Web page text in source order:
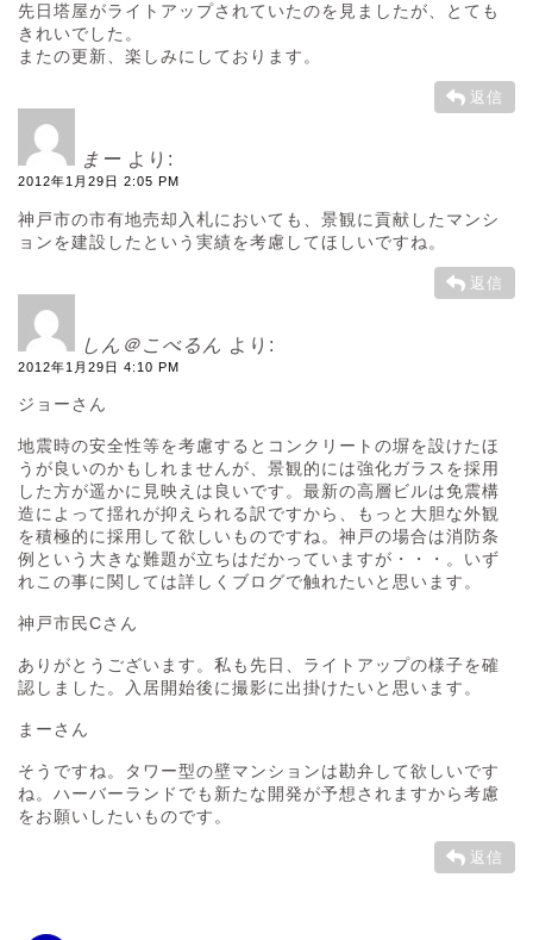
先日塔屋がライトアップされていたのを見ましたが、とても
きれいでした。
またの更新、楽しみにしております。
返信
まー より:
2012年1月29日 2:05 PM
神戸市の市有地売却入札においても、景観に貢献したマンシ
ョンを建設したという実績を考慮してほしいですね。
返信
しん＠こべるん より:
2012年1月29日 4:10 PM
ジョーさん
地震時の安全性等を考慮するとコンクリートの塀を設けたほ
うが良いのかもしれませんが、景観的には強化ガラスを採用
した方が遥かに見映えは良いです。最新の高層ビルは免震構
造によって揺れが抑えられる訳ですから、もっと大胆な外観
を積極的に採用して欲しいものですね。神戸の場合は消防条
例という大きな難題が立ちはだかっていますが・・・。いず
れこの事に関しては詳しくブログで触れたいと思います。
神戸市民Cさん
ありがとうございます。私も先日、ライトアップの様子を確
認しました。入居開始後に撮影に出掛けたいと思います。
まーさん
そうですね。タワー型の壁マンションは勘弁して欲しいです
ね。ハーバーランドでも新たな開発が予想されますから考慮
をお願いしたいものです。
返信